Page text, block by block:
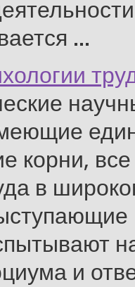
...
корни,
в
и